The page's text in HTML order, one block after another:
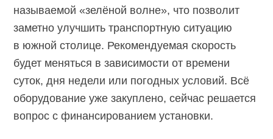
называемой «зелёной волне», что позволит
заметно улучшить транспортную ситуацию
в южной столице. Рекомендуемая скорость
будет меняться в зависимости от времени
суток, дня недели или погодных условий. Всё
оборудование уже закуплено, сейчас решается
вопрос с финансированием установки.